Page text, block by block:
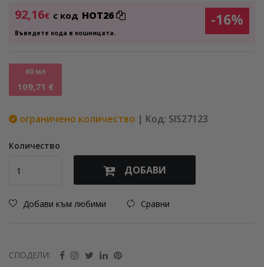
92,16€ с код HOT26
Въведете кода в кошницата.
-16%
60 мл
109,71 €
ограничено количество | Код: SIS27123
Количество
ДОБАВИ
Добави към любими Сравни
СПОДЕЛИ: